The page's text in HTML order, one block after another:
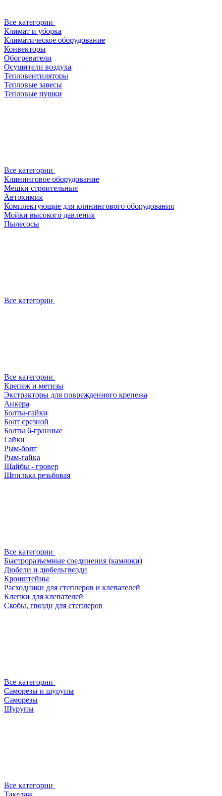
Все категории
Климат и уборка
Климатическое оборудование
Конвекторы
Обогреватели
Осушители воздуха
Тепловентиляторы
Тепловые завесы
Тепловые пушки
Все категории
Клининговое оборудование
Мешки строительные
Автохимия
Комплектующие для клинингового оборудования
Мойки высокого давления
Пылесосы
Все категории
Все категории
Крепеж и метизы
Экстракторы для поврежденного крепежа
Анкера
Болты-гайки
Болт срезной
Болты 6-гранные
Гайки
Рым-болт
Рым-гайка
Шайбы - гровер
Шпилька резьбовая
Все категории
Быстроразъемные соединения (камлоки)
Дюбели и дюбельгвозди
Кронштейны
Расходники для степлеров и клепателей
Клепки для клепателей
Скобы, гвозди для степлеров
Все категории
Саморезы и шурупы
Саморезы
Шурупы
Все категории
Такелаж